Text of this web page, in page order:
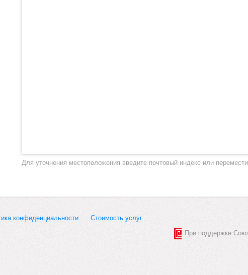
Для уточнения местоположения введите почтовый индекс или
конфиденциальности Стоимость услуг
При поддержке